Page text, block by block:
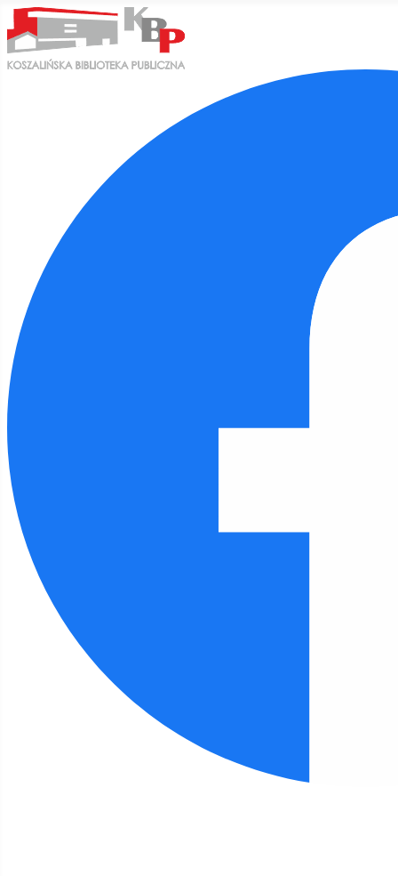
Ułatwienia dostępu
Monochromatyczny
Ciemny kontrast
Jasny kontrast
Niskie nasycenie
Strona główna
Filia 3 - aktualności
Klub Miłośników Książki w roli